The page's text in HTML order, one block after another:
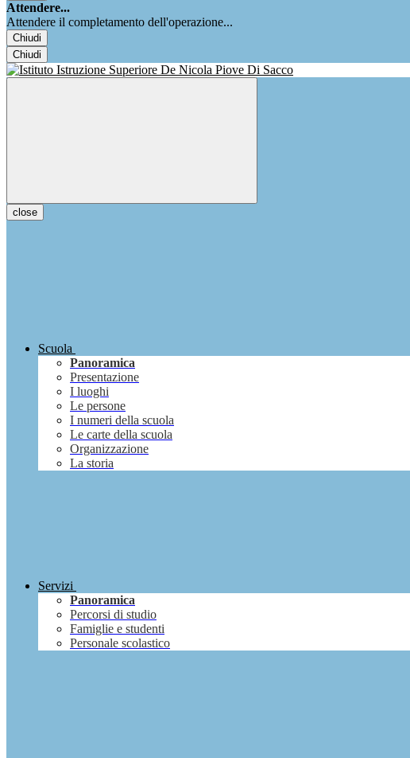
Attendere...
Attendere il completamento dell'operazione...
Chiudi
Chiudi
close
Scuola
Panoramica
Presentazione
I luoghi
Le persone
I numeri della scuola
Le carte della scuola
Organizzazione
La storia
Servizi
Panoramica
Percorsi di studio
Famiglie e studenti
Personale scolastico